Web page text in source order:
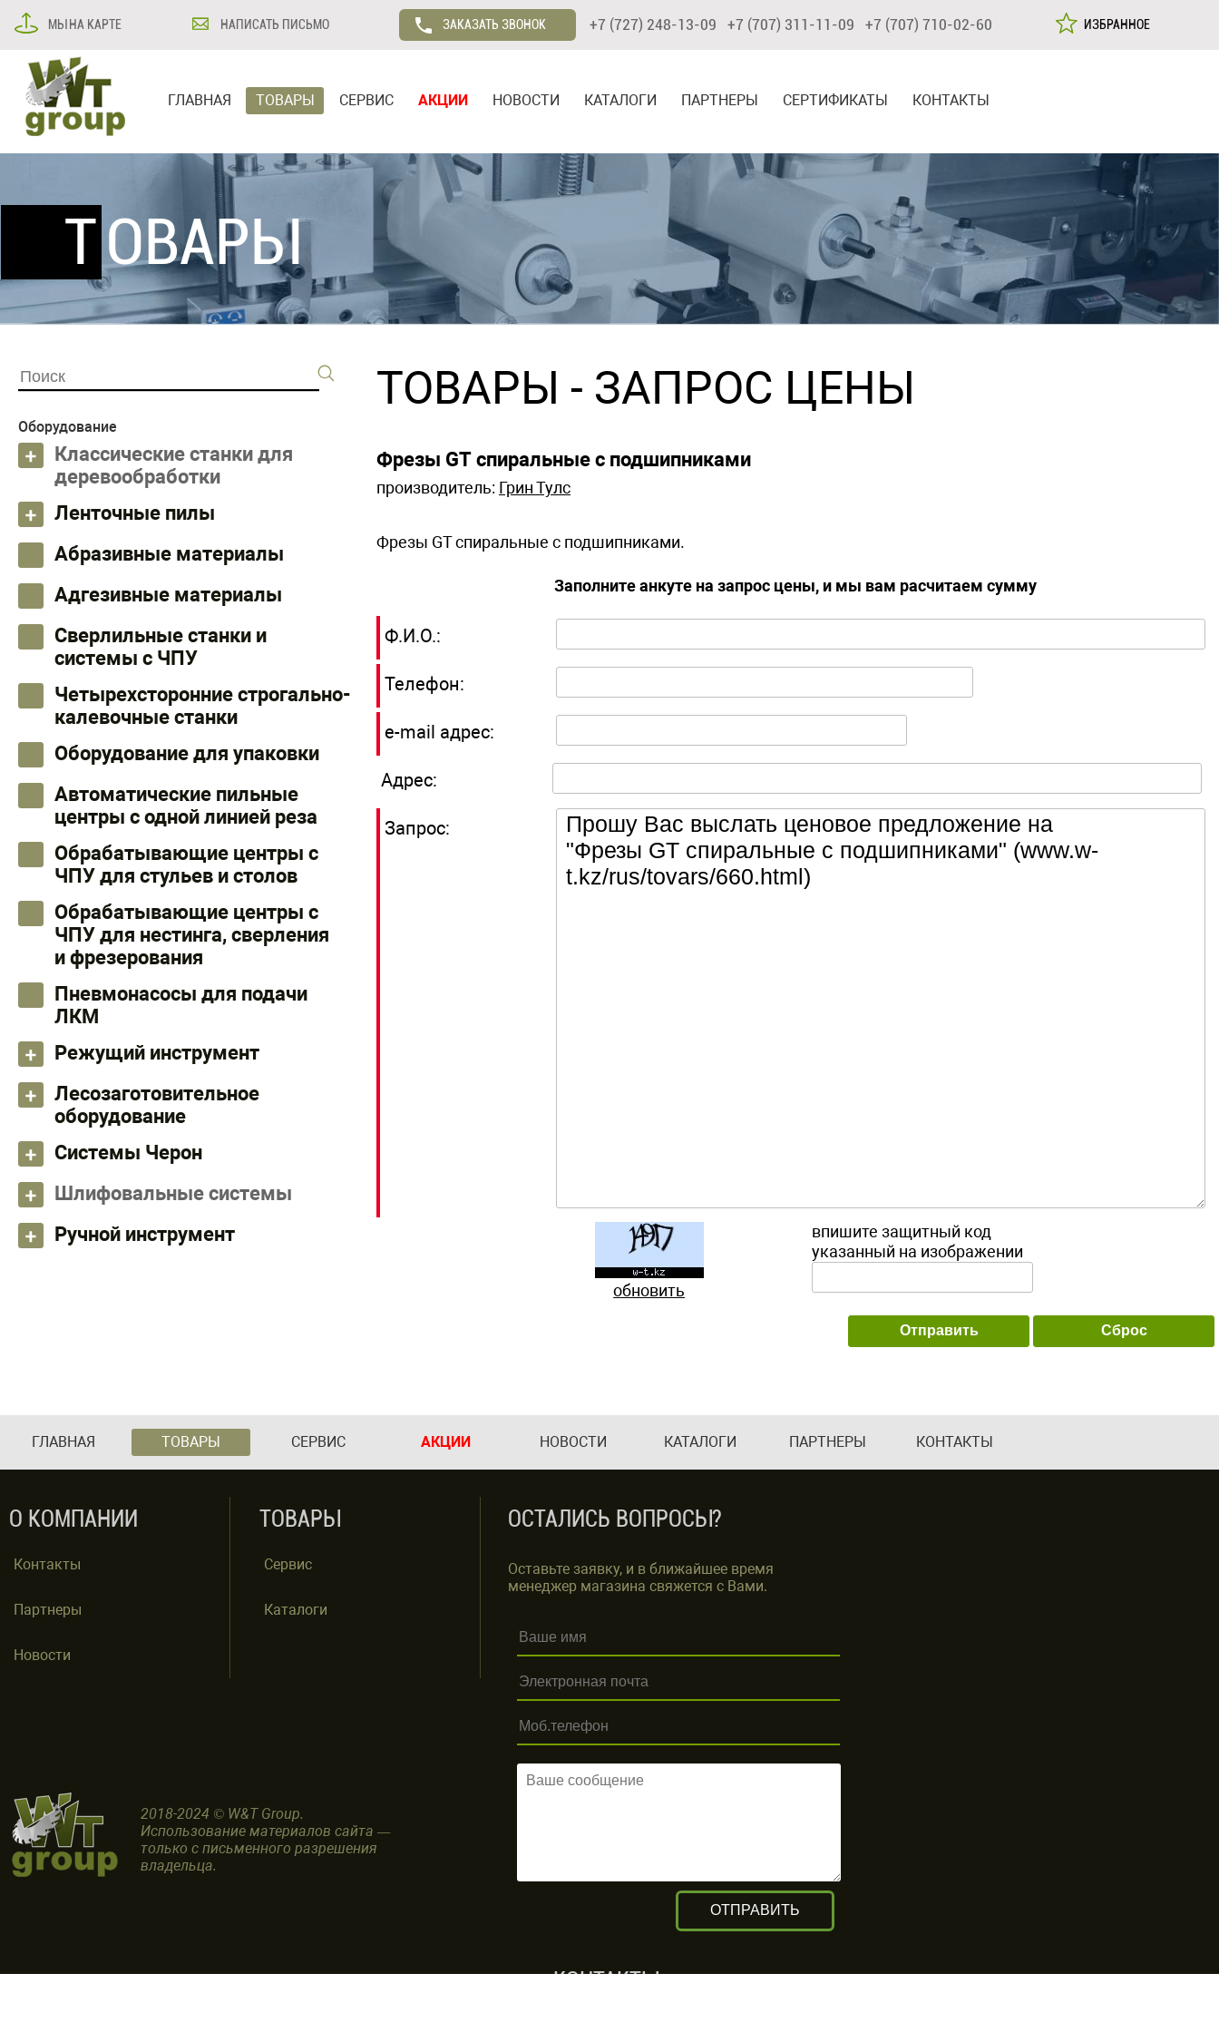
МЫ НА КАРТЕ НАПИСАТЬ ПИСЬМО ЗАКАЗАТЬ ЗВОНОК +7 (727) 248-13-09 +7 (707) 311-11-09 +7 (707) 710-02-60 ИЗБРАННОЕ
ГЛАВНАЯ ТОВАРЫ СЕРВИС АКЦИИ НОВОСТИ КАТАЛОГИ ПАРТНЕРЫ СЕРТИФИКАТЫ КОНТАКТЫ
ТОВАРЫ
Оборудование
Классические станки для
деревообработки
Ленточные пилы
Абразивные материалы
Адгезивные материалы
Сверлильные станки и
системы с ЧПУ
Четырехсторонние строгально-
калевочные станки
Оборудование для упаковки
Автоматические пильные
центры с одной линией реза
Обрабатывающие центры с
ЧПУ для стульев и столов
Обрабатывающие центры с
ЧПУ для нестинга, сверления
и фрезерования
Пневмонасосы для подачи
ЛКМ
Режущий инструмент
Лесозаготовительное
оборудование
Системы Черон
Шлифовальные системы
Ручной инструмент
ТОВАРЫ - ЗАПРОС ЦЕНЫ
Фрезы GT спиральные с подшипниками
производитель: Грин Тулс
Фрезы GT спиральные с подшипниками.
Заполните анкуте на запрос цены, и мы вам расчитаем сумму
Ф.И.О.:
Телефон:
e-mail адрес:
Адрес:
Запрос:
обновить
впишите защитный код
указанный на изображении
ГЛАВНАЯ ТОВАРЫ СЕРВИС АКЦИИ НОВОСТИ КАТАЛОГИ ПАРТНЕРЫ КОНТАКТЫ
О КОМПАНИИ
Контакты
Партнеры
Новости
ТОВАРЫ
Сервис
Каталоги
2018-2024 © W&T Group.
Использование материалов сайта —
только с письменного разрешения
владельца.
ОСТАЛИСЬ ВОПРОСЫ?
Оставьте заявку, и в ближайшее время
менеджер магазина свяжется с Вами.
КОНТАКТЫ